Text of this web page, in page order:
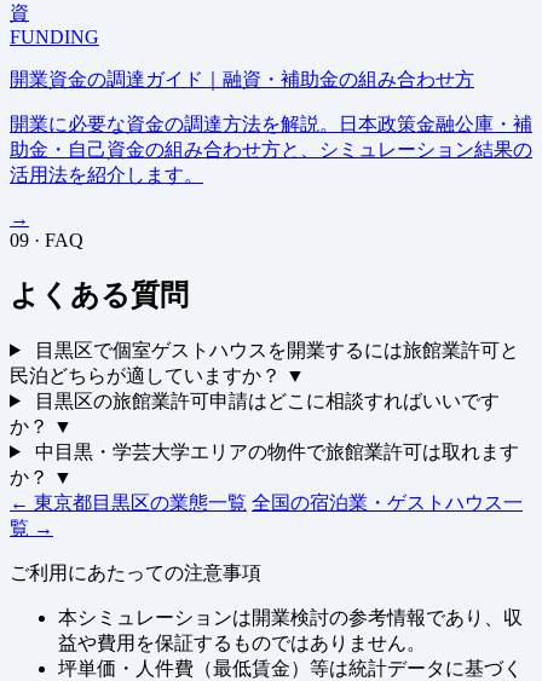
資
FUNDING
開業資金の調達ガイド｜融資・補助金の組み合わせ方
開業に必要な資金の調達方法を解説。日本政策金融公庫・補
助金・自己資金の組み合わせ方と、シミュレーション結果の
活用法を紹介します。
→
09 · FAQ
よくある質問
目黒区で個室ゲストハウスを開業するには旅館業許可と
民泊どちらが適していますか？
▼
目黒区の旅館業許可申請はどこに相談すればいいです
か？
▼
中目黒・学芸大学エリアの物件で旅館業許可は取れます
か？
▼
← 東京都目黒区の業態一覧 全国の宿泊業・ゲストハウス一
覧 →
ご利用にあたっての注意事項
本シミュレーションは開業検討の参考情報であり、収
益や費用を保証するものではありません。
坪単価・人件費（最低賃金）等は統計データに基づく